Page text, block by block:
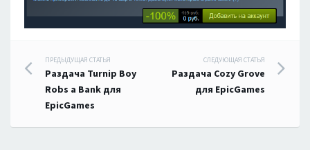
Навигация
по
записям
ПРЕДЫДУЩАЯ СТАТЬЯ
Раздача Turnip Boy
Robs a Bank для
EpicGames
СЛЕДУЮЩАЯ СТАТЬЯ
Раздача Cozy Grove
для EpicGames